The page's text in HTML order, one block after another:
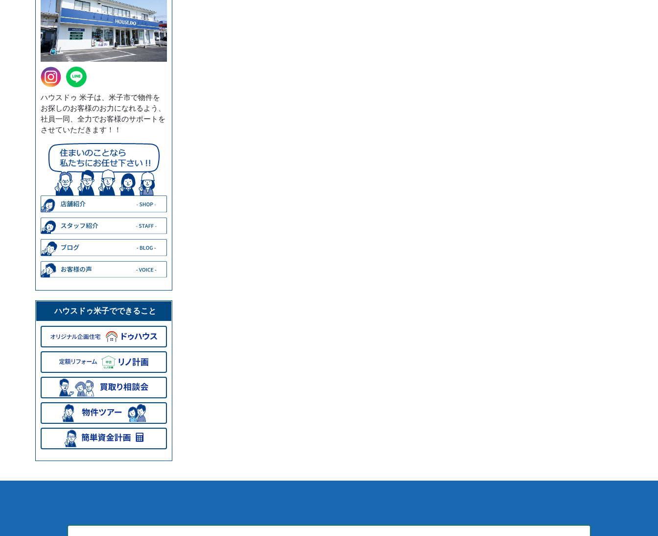
ハウスドゥ 米子は、米子市で物件を
お探しのお客様のお力になれるよう、
社員一同、全力でお客様のサポートを
させていただきます！！
ハウスドゥ米子でできること